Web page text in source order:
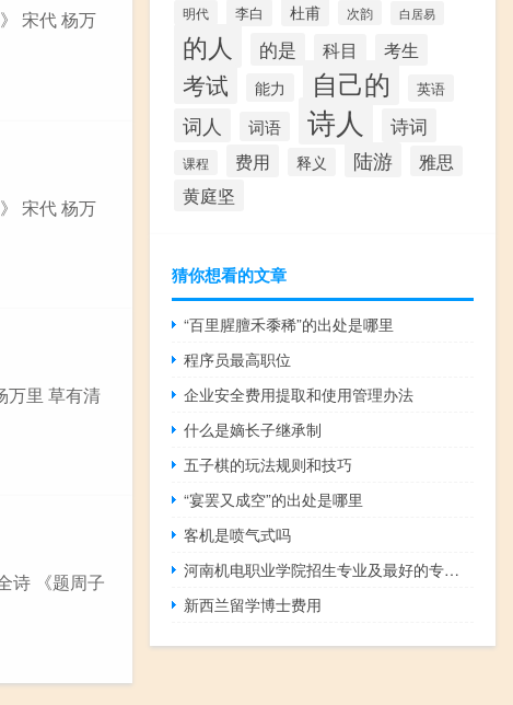
宋代 杨万
宋代 杨万
万里 草有清
诗 《题周子
明代 李白 杜甫 次韵 白居易
的人 的是 科目 考生
考试 能力 自己的 英语
词人 词语 诗人 诗词
课程 费用 释义 陆游 雅思
黄庭坚
猜你想看的文章
“百里腥膻禾黍稀”的出处是哪里
程序员最高职位
企业安全费用提取和使用管理办法
什么是嫡长子继承制
五子棋的玩法规则和技巧
“宴罢又成空”的出处是哪里
客机是喷气式吗
河南机电职业学院招生专业及最好的专业有哪些
新西兰留学博士费用